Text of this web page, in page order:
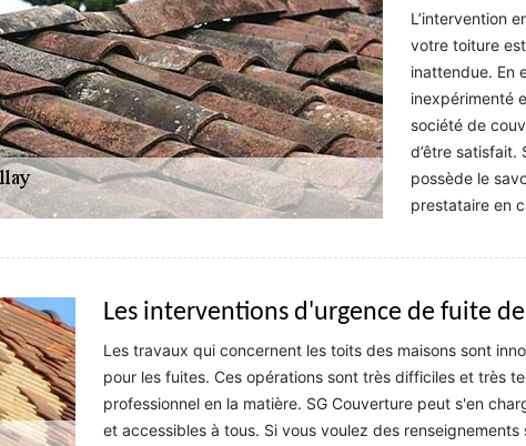
L’intervention
votre toiture
inattendue. En
inexpérimenté
société de
d’être satisfait.
possède le
prestataire en
Les interventions d'urgence de fuite
Les travaux qui concernent les toits des maisons sont
pour les fuites. Ces opérations sont très difficiles et très
professionnel en la matière. SG Couverture peut s'en
et accessibles à tous. Si vous voulez des